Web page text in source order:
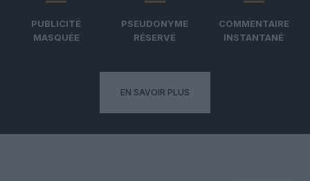
PUBLICITÉ
MASQUÉE
PSEUDONYME
RÉSERVÉ
COMMENTAIRE
INSTANTANÉ
EN SAVOIR PLUS